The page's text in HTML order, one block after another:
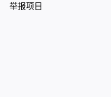
举报项目